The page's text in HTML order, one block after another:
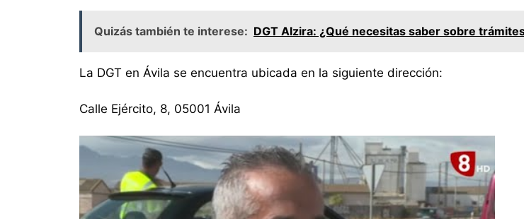
Quizás también te interese: DGT Alzira: ¿Qué necesitas saber sobre
La DGT en Ávila se encuentra ubicada en la siguiente dirección:
Calle Ejército, 8, 05001 Ávila